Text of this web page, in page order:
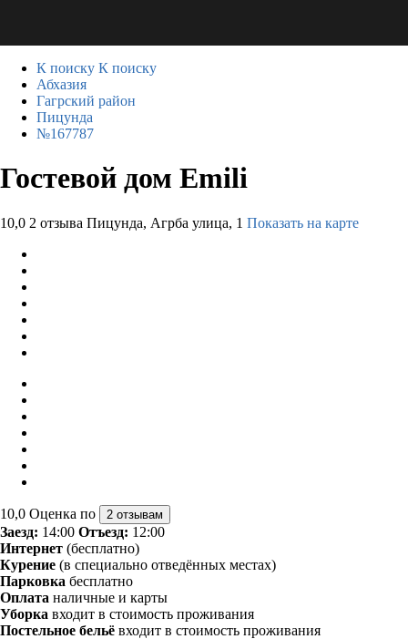
К поиску К поиску
Абхазия
Гагрский район
Пицунда
№167787
Гостевой дом Emili
10,0 2 отзыва Пицунда, Агрба улица, 1 Показать на карте
10,0 Оценка по 2 отзывам
Заезд: 14:00 Отъезд: 12:00
Интернет (бесплатно)
Курение (в специально отведённых местах)
Парковка бесплатно
Оплата наличные и карты
Уборка входит в стоимость проживания
Постельное бельё входит в стоимость проживания